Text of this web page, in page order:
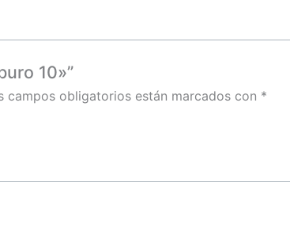
10»”
campos obligatorios están marcados con *